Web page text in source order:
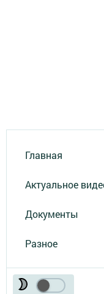
Главная
Актуальное
Документы
Разное